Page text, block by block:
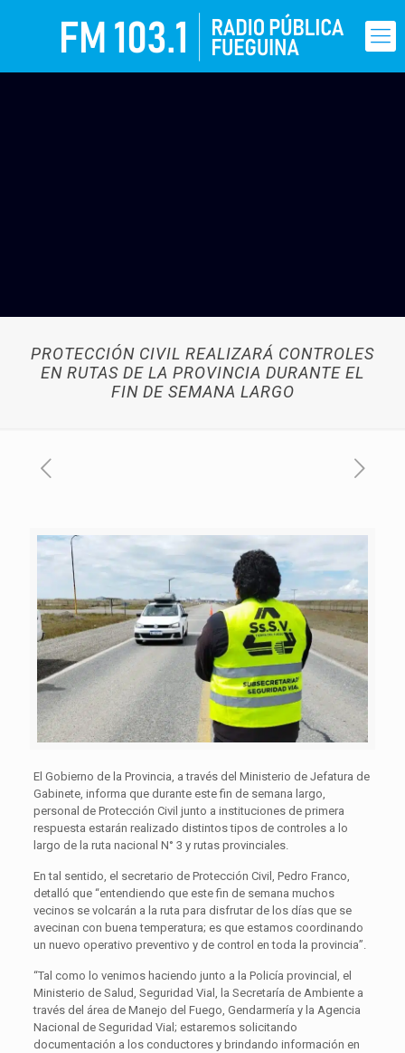
PROTECCIÓN CIVIL REALIZARÁ CONTROLES
EN RUTAS DE LA PROVINCIA DURANTE EL
FIN DE SEMANA LARGO
El Gobierno de la Provincia, a través del Ministerio de Jefatura de
Gabinete, informa que durante este fin de semana largo,
personal de Protección Civil junto a instituciones de primera
respuesta estarán realizado distintos tipos de controles a lo
largo de la ruta nacional N° 3 y rutas provinciales.
En tal sentido, el secretario de Protección Civil, Pedro Franco,
detalló que “entendiendo que este fin de semana muchos
vecinos se volcarán a la ruta para disfrutar de los días que se
avecinan con buena temperatura; es que estamos coordinando
un nuevo operativo preventivo y de control en toda la provincia”.
“Tal como lo venimos haciendo junto a la Policía provincial, el
Ministerio de Salud, Seguridad Vial, la Secretaría de Ambiente a
través del área de Manejo del Fuego, Gendarmería y la Agencia
Nacional de Seguridad Vial; estaremos solicitando
documentación a los conductores y brindando información en